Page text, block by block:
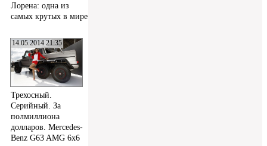
Лорена: одна из
самых крутых в мире
14.05.2014 21:35
Трехосный.
Серийный. За
полмиллиона
долларов. Mercedes-
Benz G63 AMG 6x6